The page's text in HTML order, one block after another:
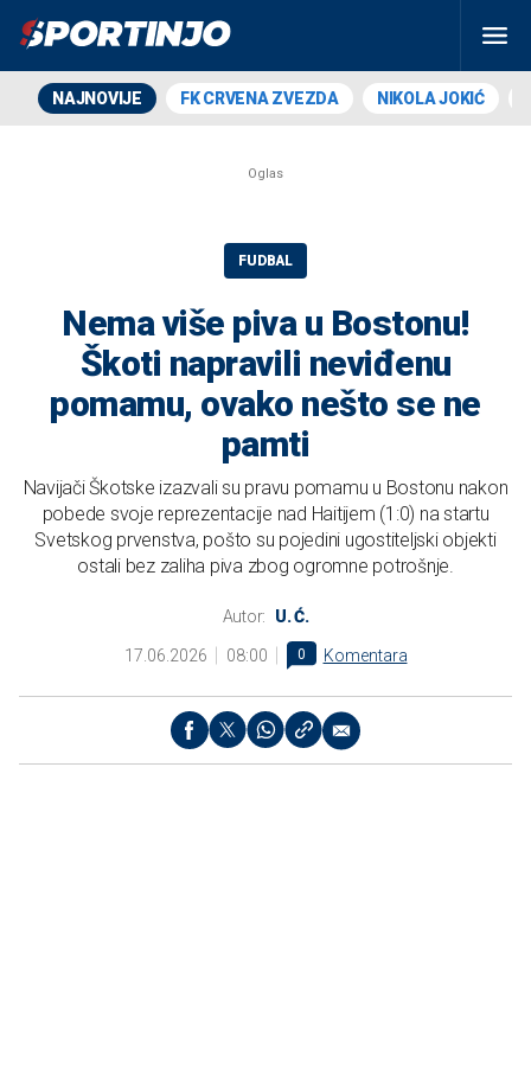
NAJNOVIJE FK CRVENA ZVEZDA NIKOLA JOKIĆ
FUDBAL
Nema više piva u Bostonu!
Škoti napravili neviđenu
pomamu, ovako nešto se ne
pamti
Navijači Škotske izazvali su pravu pomamu u Bostonu nakon
pobede svoje reprezentacije nad Haitijem (1:0) na startu
Svetskog prvenstva, pošto su pojedini ugostiteljski objekti
ostali bez zaliha piva zbog ogromne potrošnje.
Autor: U. Ć.
17.06.2026 08:00 0 Komentara